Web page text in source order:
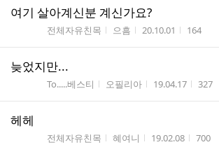
여기 살아계신분 계신가요?
전체자유친목 작성자
으흠 작성시간
20.10.01 조회수
164
늦었지만...
To.....베스티 작성자
오필리아 작성시간
19.04.17 조회수
327
헤헤
전체자유친목 작성자
혜여니 작성시간
19.02.08 조회수
700